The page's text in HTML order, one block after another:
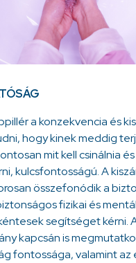
a konzekvencia és
hogy kinek meddig
mit kell csinálnia
kulcsfontosságú. A
összefonódik a
fizikai és
segítséget kérni.
kapcsán is
fontossága, valamint az